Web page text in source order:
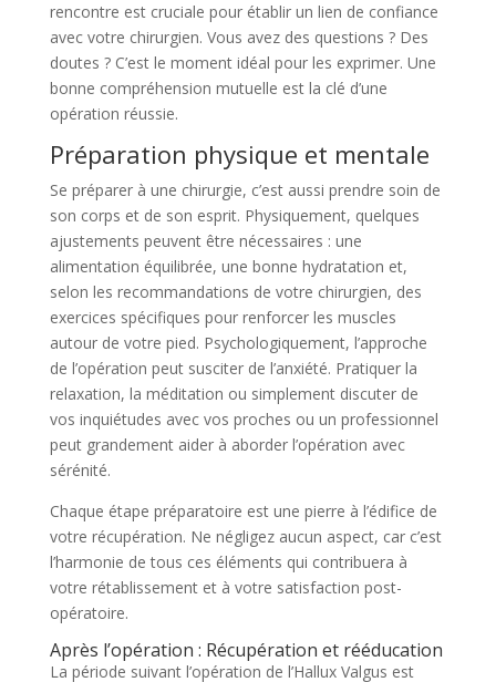
rencontre est cruciale pour établir un lien de confiance
avec votre chirurgien. Vous avez des questions ? Des
doutes ? C’est le moment idéal pour les exprimer. Une
bonne compréhension mutuelle est la clé d’une
opération réussie.
Préparation physique et mentale
Se préparer à une chirurgie, c’est aussi prendre soin de
son corps et de son esprit. Physiquement, quelques
ajustements peuvent être nécessaires : une
alimentation équilibrée, une bonne hydratation et,
selon les recommandations de votre chirurgien, des
exercices spécifiques pour renforcer les muscles
autour de votre pied. Psychologiquement, l’approche
de l’opération peut susciter de l’anxiété. Pratiquer la
relaxation, la méditation ou simplement discuter de
vos inquiétudes avec vos proches ou un professionnel
peut grandement aider à aborder l’opération avec
sérénité.
Chaque étape préparatoire est une pierre à l’édifice de
votre récupération. Ne négligez aucun aspect, car c’est
l’harmonie de tous ces éléments qui contribuera à
votre rétablissement et à votre satisfaction post-
opératoire.
Après l’opération : Récupération et rééducation
La période suivant l’opération de l’Hallux Valgus est